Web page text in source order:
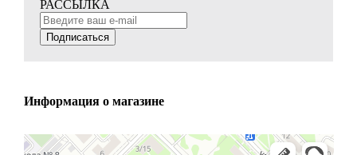
РАССЫЛКА
Подписаться
Информация о магазине